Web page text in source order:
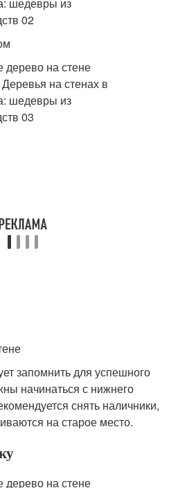
запомнить для успешного
начинаться с нижнего
снять наличники,
на старое место.